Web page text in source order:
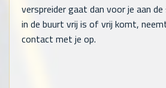
verspreider gaat dan voor je aan
in de buurt vrij is of vrij komt,
contact met je op.